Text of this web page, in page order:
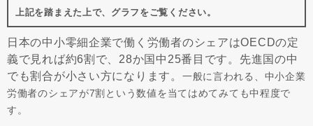
上記を踏まえた上で、グラフをご覧ください。
日本の中小零細企業で働く労働者のシェアはOECDの定
義で見れば約6割で、28か国中25番目です。先進国の中
でも割合が小さい方になります。 一般に言われる、中小企業
労働者のシェアが7割という数値を当てはめてみても中程度で
す。